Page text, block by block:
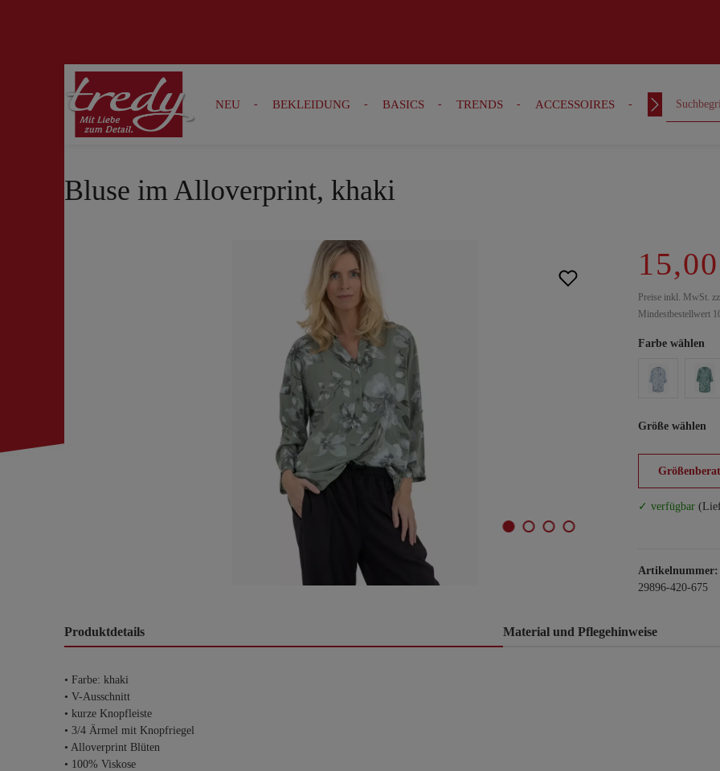
Zur Suche springen Zur Hauptnavigation springen
NEU BEKLEIDUNG BASICS TRENDS ACCESSOIRES OUTFITS
Bluse im Alloverprint, khaki
Preise inkl. MwSt.
Mindestbestellwert
Farbe wählen
Größe wählen
✓ verfügbar
Artikelnummer:
29896-420-675
Produktdetails Material und Pflegehinweise
• Farbe: khaki
• V-Ausschnitt
• kurze Knopfleiste
• 3/4 Ärmel mit Knopfriegel
• Alloverprint Blüten
• 100% Viskose